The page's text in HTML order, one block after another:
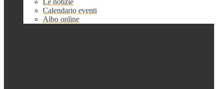
Le notizie
Calendario eventi
Albo online